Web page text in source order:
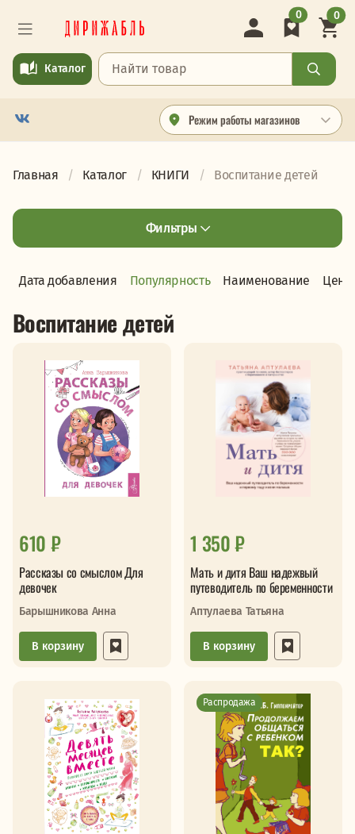
Режим работы магазинов
Каталог
0 0
Главная Каталог КНИГИ Воспитание детей
Фильтры
Дата добавления Популярность Наименование Цена
Воспитание детей
610 ₽
Рассказы со смыслом Для
девочек
Барышникова Анна
В корзину
1 350 ₽
Мать и дитя Ваш надежвый
путеводитель по беременности
Аптулаева Татьяна
В корзину
Распродажа